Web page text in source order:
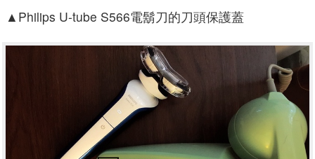
▲ Philips U-tube S566電鬍刀的刀頭保護蓋